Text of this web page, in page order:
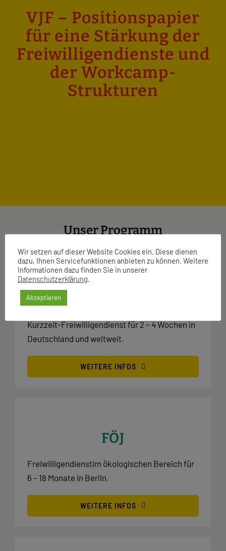
VJF – Positionspapier
für eine Stärkung der
Freiwilligendienste und
der Workcamp-
Strukturen
Unser Programm
Kurzzeit-Freiwilligendienst für 2 – 4 Wochen in
Deutschland und weltweit.
WEITERE INFOS
FÖJ
Freiwilligendienstim ökologischen Bereich für
6 – 18 Monate in Berlin.
WEITERE INFOS
Wir setzen auf dieser Website Cookies ein. Diese dienen
dazu, Ihnen Servicefunktionen anbieten zu können. Weitere
Informationen dazu finden Sie in unserer
Datenschutzerklärung.
Akzeptieren